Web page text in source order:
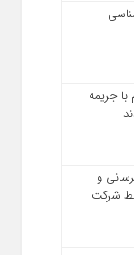
جریمه
و
۱۴۰۵ توسط شرکت